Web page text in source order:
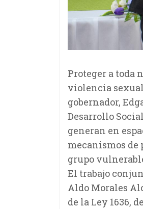
Proteger a toda
violencia
gobernador,
Desarrollo
generan en
mecanismos
grupo
El trabajo
Aldo Morales
de la Ley 1636,